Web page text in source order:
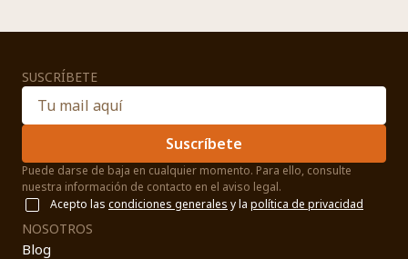
SUSCRÍBETE
Suscríbete
Puede darse de baja en cualquier momento. Para ello, consulte
nuestra información de contacto en el aviso legal.
Acepto las condiciones generales y la política de privacidad
NOSOTROS
Blog